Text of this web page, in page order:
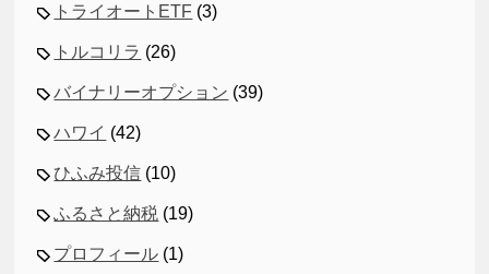
トライオートETF (3)
トルコリラ (26)
バイナリーオプション (39)
ハワイ (42)
ひふみ投信 (10)
ふるさと納税 (19)
プロフィール (1)